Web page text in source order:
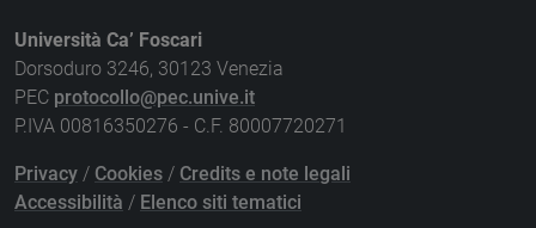
Università Ca’ Foscari
Dorsoduro 3246, 30123 Venezia
PEC protocollo@pec.unive.it
P.IVA 00816350276 - C.F. 80007720271
Privacy / Cookies / Credits e note legali
Accessibilità / Elenco siti tematici